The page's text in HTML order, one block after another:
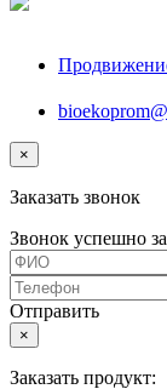
×
Заказать звонок
Звонок успешно
Отправить
×
Заказать продукт: